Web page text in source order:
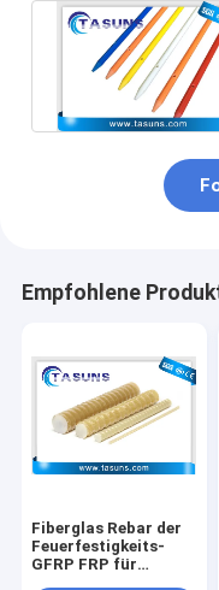
Empfohlene
Fiberglas Rebar der
Feuerfestigkeits-
GFRP FRP für